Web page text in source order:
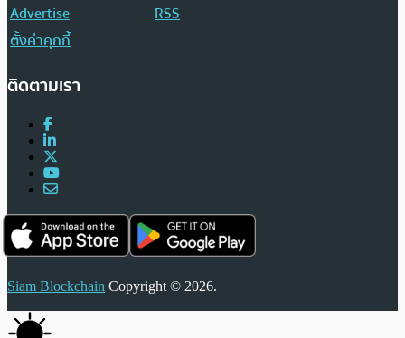
Advertise
RSS
ตั้งค่าคุกกี้
ติดตามเรา
Siam Blockchain Copyright © 2026.